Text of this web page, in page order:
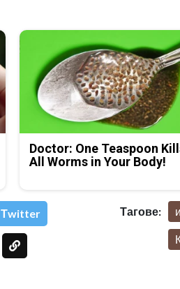
Doctor: One Teaspoon
All Worms in Your Body!
Тwitter Тагове: